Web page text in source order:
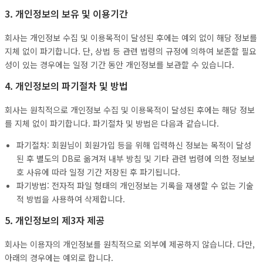
3. 개인정보의 보유 및 이용기간
회사는 개인정보 수집 및 이용목적이 달성된 후에는 예외 없이 해당 정보를
지체 없이 파기합니다. 단, 상법 등 관련 법령의 규정에 의하여 보존할 필요
성이 있는 경우에는 일정 기간 동안 개인정보를 보관할 수 있습니다.
4. 개인정보의 파기절차 및 방법
회사는 원칙적으로 개인정보 수집 및 이용목적이 달성된 후에는 해당 정보
를 지체 없이 파기합니다. 파기절차 및 방법은 다음과 같습니다.
파기절차: 회원님이 회원가입 등을 위해 입력하신 정보는 목적이 달성
된 후 별도의 DB로 옮겨져 내부 방침 및 기타 관련 법령에 의한 정보보
호 사유에 따라 일정 기간 저장된 후 파기됩니다.
파기방법: 전자적 파일 형태의 개인정보는 기록을 재생할 수 없는 기술
적 방법을 사용하여 삭제합니다.
5. 개인정보의 제3자 제공
회사는 이용자의 개인정보를 원칙적으로 외부에 제공하지 않습니다. 다만,
아래의 경우에는 예외로 합니다.